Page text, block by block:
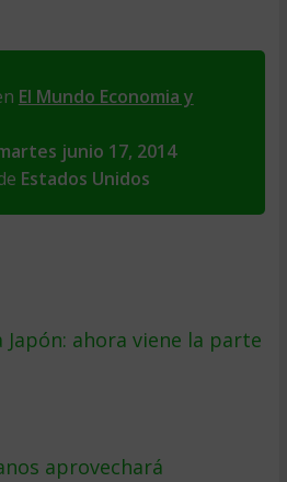
El Mundo Economia y
junio 17, 2014
Estados Unidos
ahora viene la parte
aprovechará